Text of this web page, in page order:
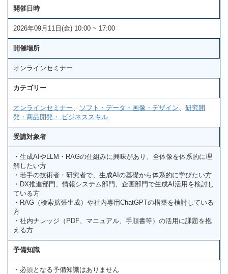
開催日時
2026年09月11日(金) 10:00 ~ 17:00
開催場所
オンラインセミナー
カテゴリー
オンラインセミナー ソフト・データ・画像・デザイン
研究開
発・商品開発・ ビジネススキル
受講対象者
・生成AIやLLM・RAGの仕組みに興味があり、全体像を体系的に理
解したい方
・若手の技術者・研究者で、生成AIの基礎から体系的に学びたい方
・DX推進部門、情報システム部門、企画部門で生成AI活用を検討し
ている方
・RAG（検索拡張生成）や社内専用ChatGPTの構築を検討している
方
・社内ナレッジ（PDF、マニュアル、手順書等）の活用に課題を抱
える方
予備知識
・必須となる予備知識はありません